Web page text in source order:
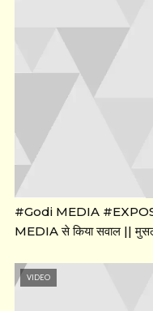
#Godi MEDIA
MEDIA से किया सवाल ||
VIDEO